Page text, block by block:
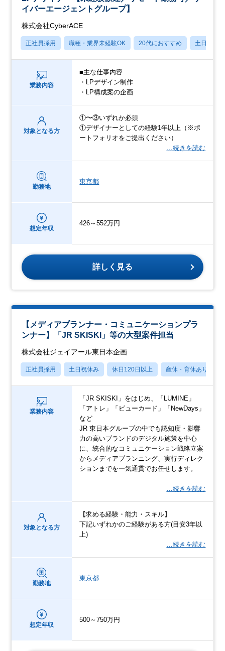
イバーエージェントグループ】
株式会社CyberACE
正社員採用 職種・業界未経験OK 20代におすすめ 土日祝休み
業務内容
■主な仕事内容
・LPデザイン制作
・LP構成案の企画
対象となる方
①〜③いずれか必須
①デザイナーとしての経験1年以上（※ポ
ートフォリオをご提出ください）
…続きを読む
勤務地
東京都
想定年収
426～552万円
詳しく見る
【メディアプランナー・コミュニケーションプラ
ンナー】「JR SKISKI」等の大型案件担当
株式会社ジェイアール東日本企画
正社員採用 土日祝休み 休日120日以上 産休・育休あり
業務内容
「JR SKISKI」をはじめ、「LUMINE」
「アトレ」「ビューカード」「NewDays」
など
JR 東日本グループの中でも認知度・影響
力の高いブランドのデジタル施策を中心
に、統合的なコミュニケーション戦略立案
からメディアプランニング、実行ディレク
ションまでを一気通貫でお任せします。
…続きを読む
対象となる方
【求める経験・能力・スキル】
下記いずれかのご経験がある方(目安3年以
上)
…続きを読む
勤務地
東京都
想定年収
500～750万円